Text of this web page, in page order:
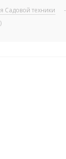
Садовой техники -